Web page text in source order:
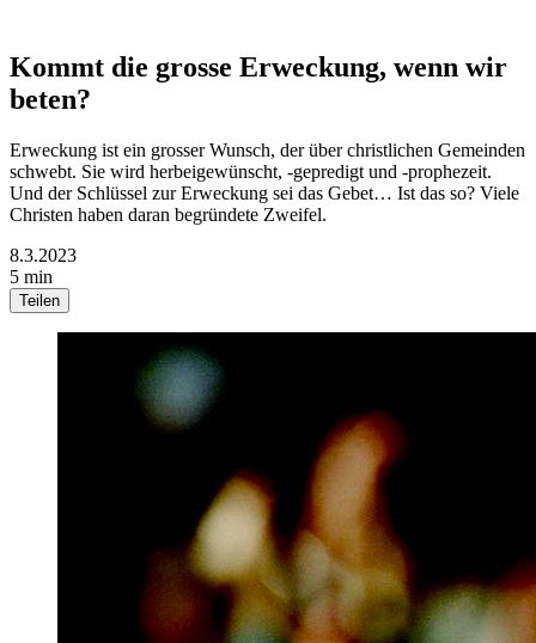
Kommt die grosse Erweckung, wenn wir
beten?
Erweckung ist ein grosser Wunsch, der über christlichen Gemeinden
schwebt. Sie wird herbeigewünscht, -gepredigt und -prophezeit.
Und der Schlüssel zur Erweckung sei das Gebet… Ist das so? Viele
Christen haben daran begründete Zweifel.
8.3.2023
5 min
Teilen